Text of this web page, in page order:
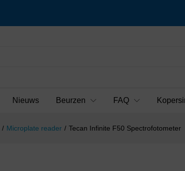
Nieuws Beurzen FAQ
/ Microplate reader / Tecan Infinite F50 Spectrofotometer